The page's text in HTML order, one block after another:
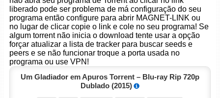
liberado pode ser problema de má configuração do seu
programa então configure para abrir MAGNET-LINK ou
no lugar de clicar copie o link e cole no seu programa! Se
algum torrent não inicia o download tente usar a opção
forçar atualizar a lista de tracker para buscar seeds e
peers e se não funcionar troque a porta usada no
programa ou use VPN!
Um Gladiador em Apuros Torrent – Blu-ray Rip 720p
Dublado (2015)